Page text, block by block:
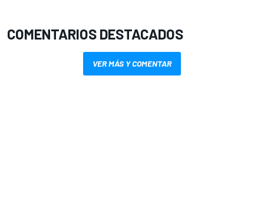
COMENTARIOS DESTACADOS
VER MÁS Y COMENTAR